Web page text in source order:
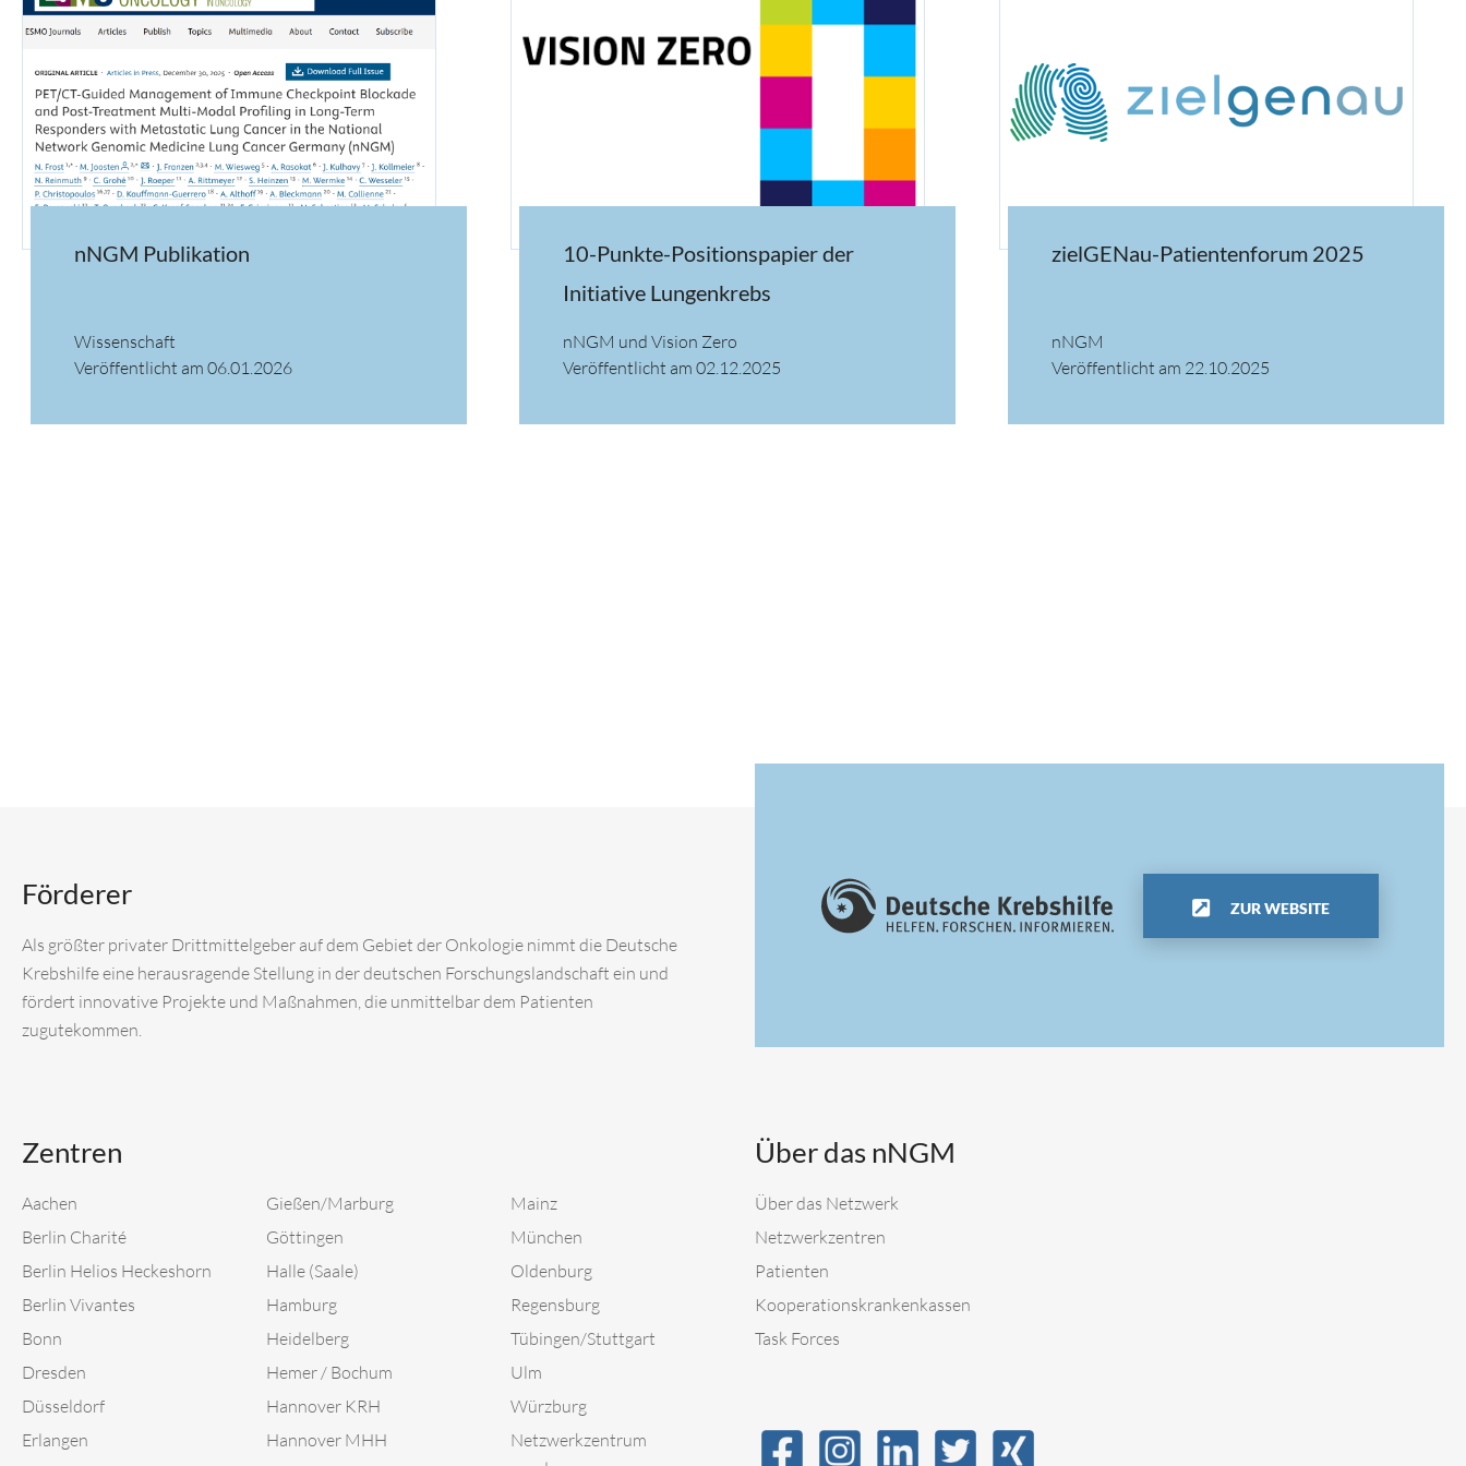
nNGM Publikation
Wissenschaft
Veröffentlicht am 06.01.2026
10-Punkte-Positionspapier der
Initiative Lungenkrebs
nNGM und Vision Zero
Veröffentlicht am 02.12.2025
zielGENau-Patientenforum 2025
nNGM
Veröffentlicht am 22.10.2025
Förderer
Als größter privater Drittmittelgeber auf dem Gebiet der Onkologie nimmt die Deutsche
Krebshilfe eine herausragende Stellung in der deutschen Forschungslandschaft ein und
fördert innovative Projekte und Maßnahmen, die unmittelbar dem Patienten
zugutekommen.
ZUR WEBSITE
Zentren
Aachen
Berlin Charité
Berlin Helios Heckeshorn
Berlin Vivantes
Bonn
Dresden
Düsseldorf
Erlangen
Gießen/Marburg
Göttingen
Halle (Saale)
Hamburg
Heidelberg
Hemer / Bochum
Hannover KRH
Hannover MHH
Mainz
München
Oldenburg
Regensburg
Tübingen/Stuttgart
Ulm
Würzburg
Netzwerkzentrum
Über das nNGM
Über das Netzwerk
Netzwerkzentren
Patienten
Kooperationskrankenkassen
Task Forces